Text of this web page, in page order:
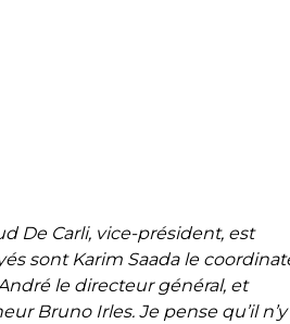
De Carli, vice-président, est
sont Karim Saada le
le directeur général, et
Bruno Irles. Je pense qu’il n’y